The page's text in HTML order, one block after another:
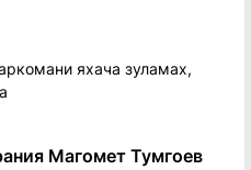
Магомет Тумгоев